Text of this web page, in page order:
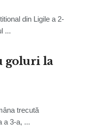
din Ligile a 2-
...
goluri la
trecută
a 3-a, ...